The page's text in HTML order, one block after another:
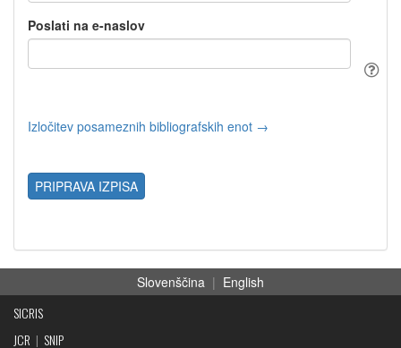
Poslati na e-naslov
Izločitev posameznih bibliografskih enot →
PRIPRAVA IZPISA
Slovenščina | English
SICRIS
JCR | SNIP